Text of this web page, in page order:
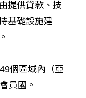
提供貸款、技
基礎設施建
個區域內（亞
員國。